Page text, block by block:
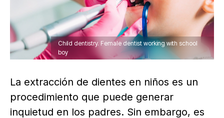
Child dentistry. Female dentist working with school
boy
La extracción de dientes en niños es un
procedimiento que puede generar
inquietud en los padres. Sin embargo, es